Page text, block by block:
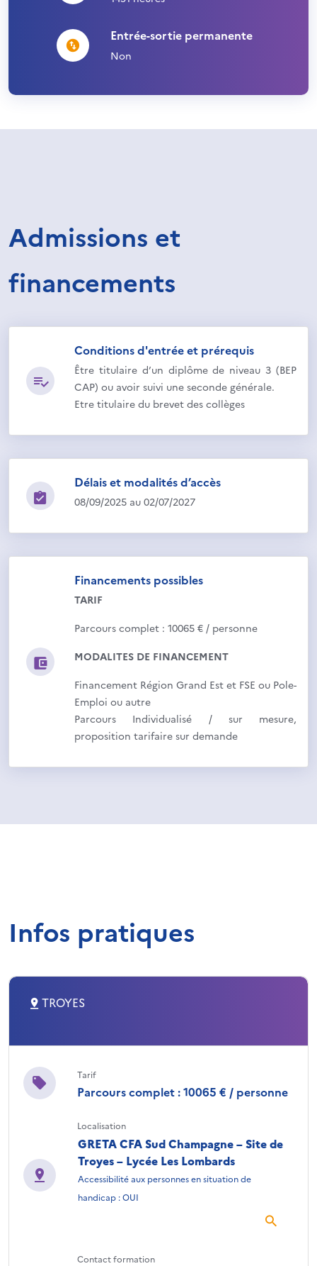
Entrée-sortie permanente
Non
Admissions et
financements
Conditions d'entrée et prérequis
Être titulaire d’un diplôme de niveau 3 (BEP
CAP) ou avoir suivi une seconde générale.
Etre titulaire du brevet des collèges
Délais et modalités d’accès
08/09/2025 au 02/07/2027
Financements possibles
TARIF
Parcours complet : 10065 € / personne
MODALITES DE FINANCEMENT
Financement Région Grand Est et FSE ou Pole-
Emploi ou autre
Parcours Individualisé / sur mesure,
proposition tarifaire sur demande
Infos pratiques
TROYES
Tarif
Parcours complet : 10065 € / personne
Localisation
GRETA CFA Sud Champagne – Site de
Troyes – Lycée Les Lombards
Accessibilité aux personnes en situation de
handicap : OUI
Contact formation